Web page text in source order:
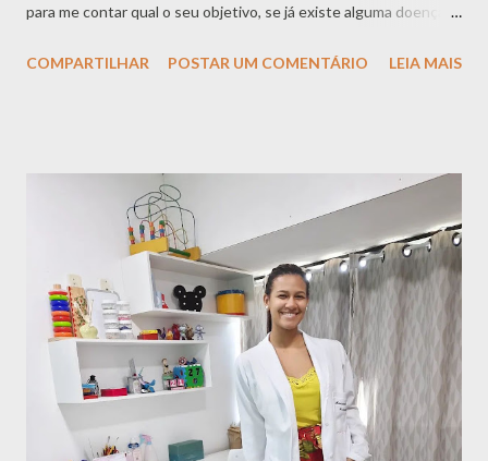
para me contar qual o seu objetivo, se já existe alguma doença e
alguns sintomas que podem ter surgido nos últimos meses
que está incluso nas consultas? Aplicativo exclusivo. • Diário
alimentar com meu feedback. Suporte online através do
whatsapp. • Materiais de apoio: receitas, ebooks e ferramentas
de motivação, organização e planejamento da sua alimentação. •
Muito acolhimento pra te ajudar nas dificuldades e não te deixar
desistir! • Plano alimentar montado junto com você e entregue
na hora. • Direito a retorno gratuito cerca de 15 dias após a
con...
COMPARTILHAR POSTAR UM COMENTÁRIO LEIA MAIS